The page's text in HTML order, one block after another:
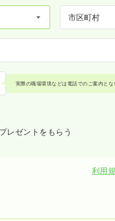
実際の職場環境などは電話でのご案内とな
レゼントをもらう
利用